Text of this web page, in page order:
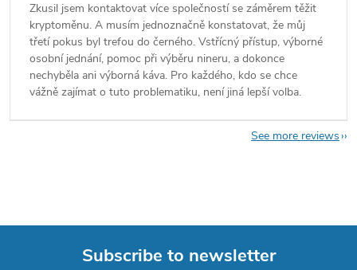
Zkusil jsem kontaktovat více společností se záměrem těžit
kryptoměnu. A musím jednoznačně konstatovat, že můj
třetí pokus byl trefou do černého. Vstřícný přístup, výborné
osobní jednání, pomoc při výběru nineru, a dokonce
nechyběla ani výborná káva. Pro každého, kdo se chce
vážně zajímat o tuto problematiku, není jiná lepší volba.
See more reviews
Subscribe to newsletter